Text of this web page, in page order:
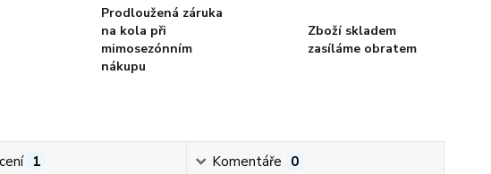
Prodloužená záruka
na kola při
mimosezónním
nákupu
Zboží skladem
zasíláme obratem
1 Komentáře 0